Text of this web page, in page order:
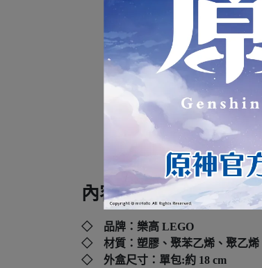
內容規格：
◇ 品牌：樂高 LEGO
◇ 材質：塑膠、聚苯乙烯、聚乙烯
◇ 外盒尺寸：單包:約 18 cm